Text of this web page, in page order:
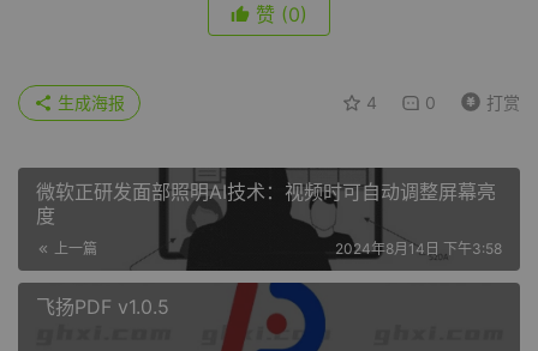
赞 (0)
4 0 打赏
生成海报
微软正研发面部照明AI技术：视频时可自动调整屏幕亮
度
上一篇 2024年8月14日 下午3:58
飞扬PDF v1.0.5